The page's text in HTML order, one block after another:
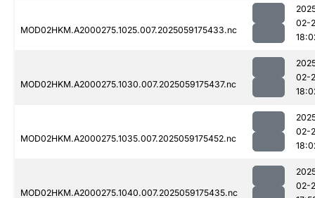
MOD02HKM.A2000275.1025.007.2025059175433.nc
02-
MOD02HKM.A2000275.1030.007.2025059175437.nc
02-
MOD02HKM.A2000275.1035.007.2025059175452.nc
02-
MOD02HKM.A2000275.1040.007.2025059175435.nc
02-